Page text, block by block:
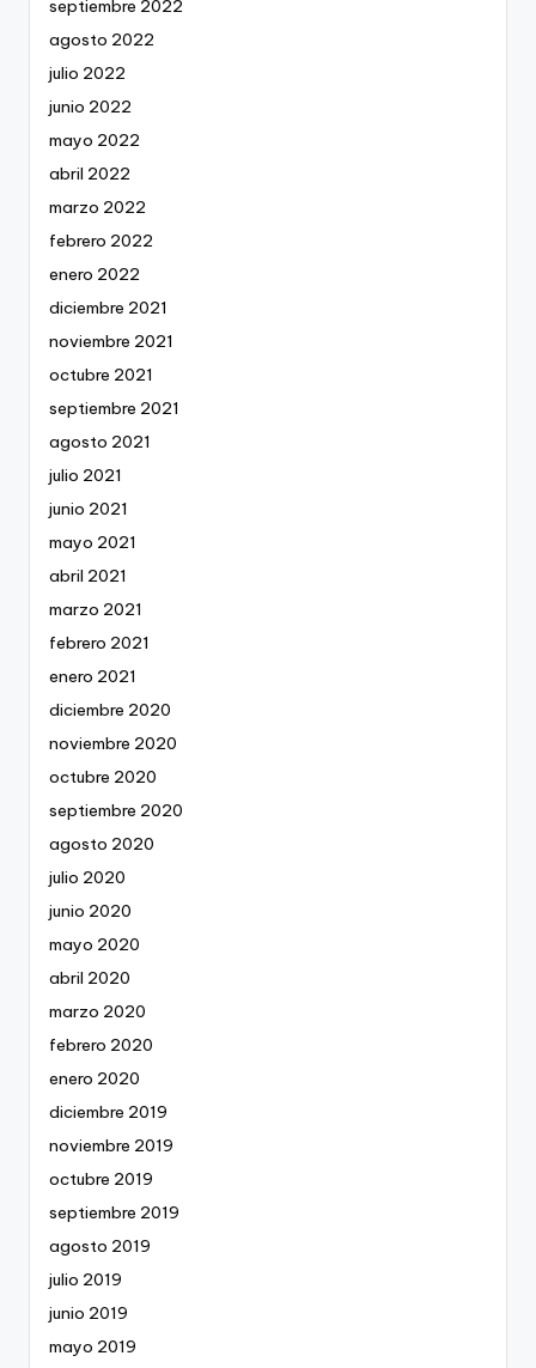
septiembre 2022
agosto 2022
julio 2022
junio 2022
mayo 2022
abril 2022
marzo 2022
febrero 2022
enero 2022
diciembre 2021
noviembre 2021
octubre 2021
septiembre 2021
agosto 2021
julio 2021
junio 2021
mayo 2021
abril 2021
marzo 2021
febrero 2021
enero 2021
diciembre 2020
noviembre 2020
octubre 2020
septiembre 2020
agosto 2020
julio 2020
junio 2020
mayo 2020
abril 2020
marzo 2020
febrero 2020
enero 2020
diciembre 2019
noviembre 2019
octubre 2019
septiembre 2019
agosto 2019
julio 2019
junio 2019
mayo 2019